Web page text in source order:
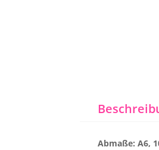
Abmaße: A6,